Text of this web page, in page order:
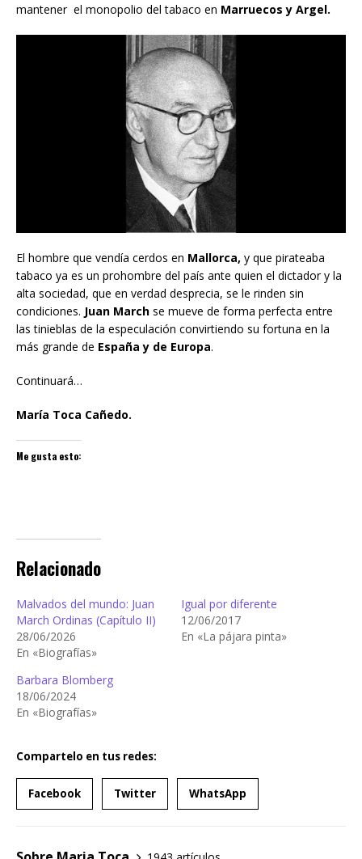
mantener el monopolio del tabaco en Marruecos y Argel.
El hombre que vendía cerdos en Mallorca, y que pirateaba
tabaco ya es un prohombre del país ante quien el dictador y la
alta sociedad, que en verdad desprecia, se le rinden sin
condiciones. Juan March se mueve de forma perfecta entre
las tinieblas de la especulación convirtiendo su fortuna en la
más grande de España y de Europa.
Continuará…
María Toca Cañedo.
Me gusta esto:
Relacionado
Malvados del mundo: Juan
March Ordinas (Capítulo II)
28/06/2026
En «Biografías»
Igual por diferente
12/06/2017
En «La pájara pinta»
Barbara Blomberg
18/06/2024
En «Biografías»
Compartelo en tus redes:
Facebook Twitter WhatsApp